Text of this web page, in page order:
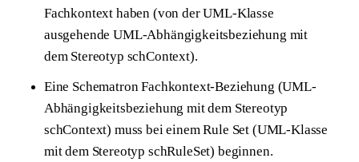
Fachkontext haben (von der UML-Klasse
ausgehende UML-Abhängigkeitsbeziehung mit
dem Stereotyp schContext).
Eine Schematron Fachkontext-Beziehung (UML-
Abhängigkeitsbeziehung mit dem Stereotyp
schContext) muss bei einem Rule Set (UML-Klasse
mit dem Stereotyp schRuleSet) beginnen.